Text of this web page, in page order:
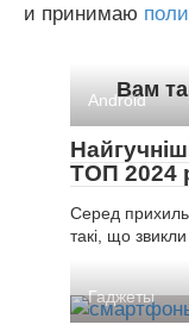
и принимаю
Вам
Android
ТОП 2024
Серед
такі, що
Гаджеты